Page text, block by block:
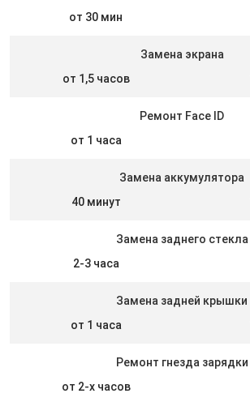
от 30 мин
Замена экрана
от 1,5 часов
Ремонт Face ID
от 1 часа
Замена аккумулятора
40 минут
Замена заднего стекла
2-3 часа
Замена задней крышки
от 1 часа
Ремонт гнезда зарядки
от 2-х часов